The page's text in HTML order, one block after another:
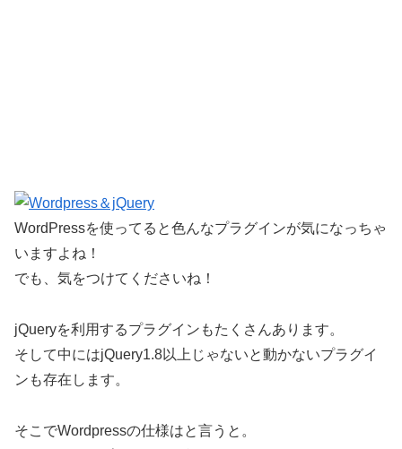
WordPressを使ってると色んなプラグインが気になっちゃ
いますよね！
でも、気をつけてくださいね！
jQueryを利用するプラグインもたくさんあります。
そして中にはjQuery1.8以上じゃないと動かないプラグイ
ンも存在します。
そこでWordpressの仕様はと言うと。